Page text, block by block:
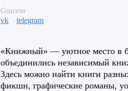
Соцсети
vk telegram
«Книжный» — уютное место в
объединились независимый
Здесь можно найти книги
фикшн, графические романы,